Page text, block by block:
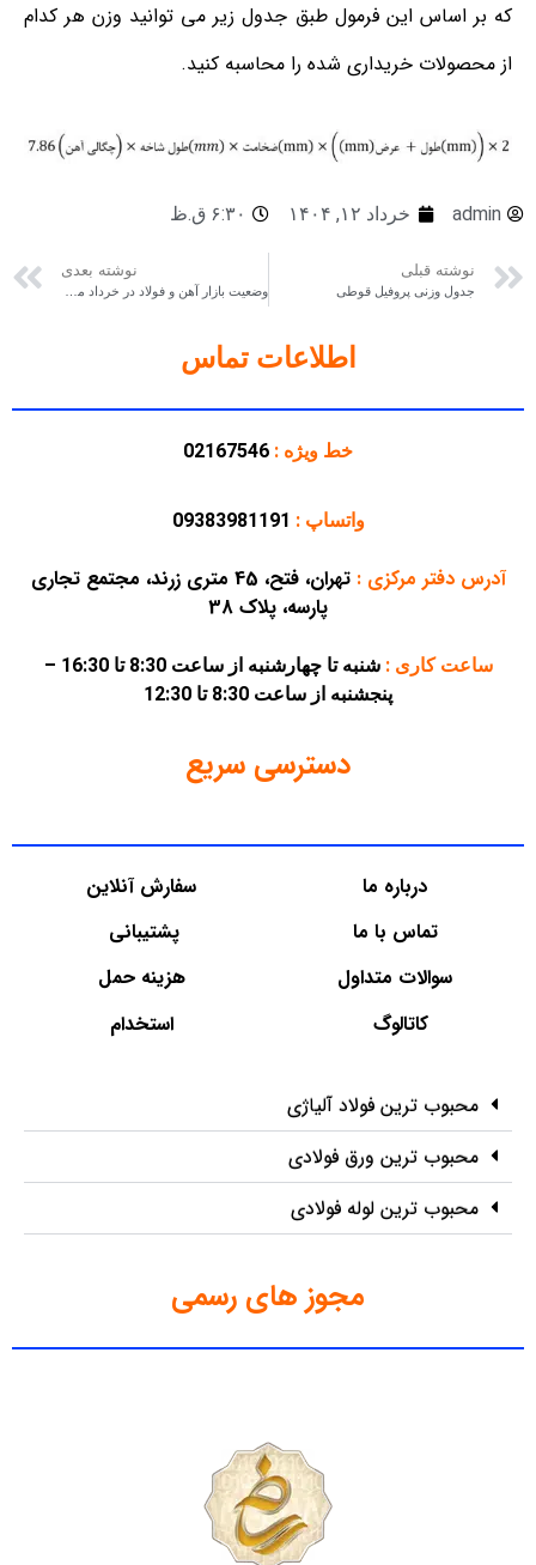
که بر اساس این فرمول طبق جدول زیر می توانید وزن هر کدام
از محصولات خریداری شده را محاسبه کنید.
admin خرداد ۱۲, ۱۴۰۴ ۶:۳۰ ق.ظ
نوشته قبلی
جدول وزنی پروفیل قوطی
نوشته بعدی
اطلاعات تماس
خط ویژه : 02167546
واتساپ : 09383981191
آدرس دفتر مرکزی:
تهران، فتح، 45 متری زرند، مجتمع تجاری
پارسه، پلاک 38
ساعت کاری :
شنبه تا چهارشنبه از ساعت 8:30 تا 16:30 –
پنجشنبه از ساعت 8:30 تا 12:30
دسترسی سریع
درباره ما
تماس با ما
سوالات متداول
کاتالوگ
سفارش آنلاین
پشتیبانی
هزینه حمل
استخدام
محبوب ترین فولاد آلیاژی
محبوب ترین ورق فولادی
محبوب ترین لوله فولادی
مجوز های رسمی